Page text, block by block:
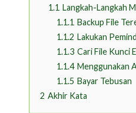
1.1 Langkah-Langkah
1.1.1 Backup File
1.1.2 Lakukan
1.1.3 Cari File Kunci
1.1.4 Menggunakan
1.1.5 Bayar Tebusan
2 Akhir Kata